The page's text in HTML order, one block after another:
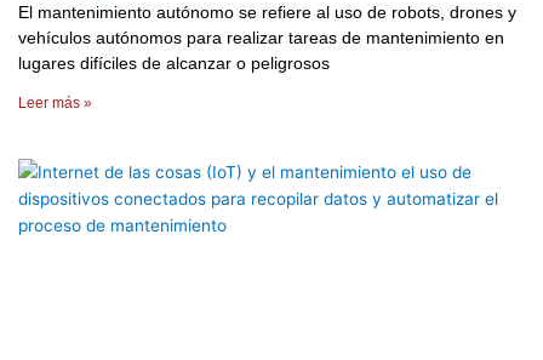
El mantenimiento autónomo se refiere al uso de robots, drones y
vehículos autónomos para realizar tareas de mantenimiento en
lugares difíciles de alcanzar o peligrosos
Leer más »